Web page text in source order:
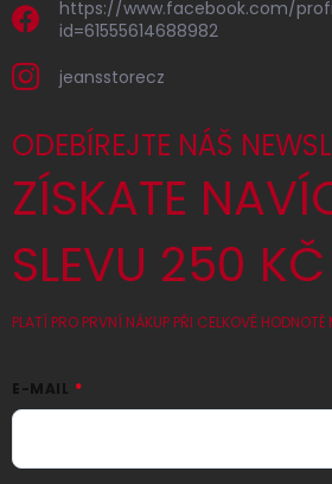
https://www.facebook.com/
id=61555614688982
jeansstorecz
ODEBÍREJTE NÁŠ
ZÍSKATE
SLEVU 250 KČ
PLATÍ PRO PRVNÍ NÁKUP PŘI CELKOVÉ
E-MAIL